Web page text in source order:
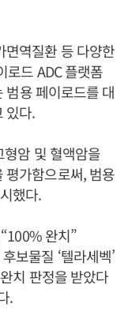
면역질환 등 다양한
로드 ADC 플랫폼
범용 페이로드를 대
있다.
암 및 혈액암을
평가함으로써, 범용
했다.
완치”
보물질 ‘텔라세벡’
치 판정을 받았다
.